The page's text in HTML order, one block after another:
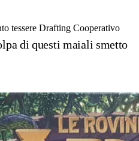
tessere Drafting Cooperativo
di questi maiali smetto